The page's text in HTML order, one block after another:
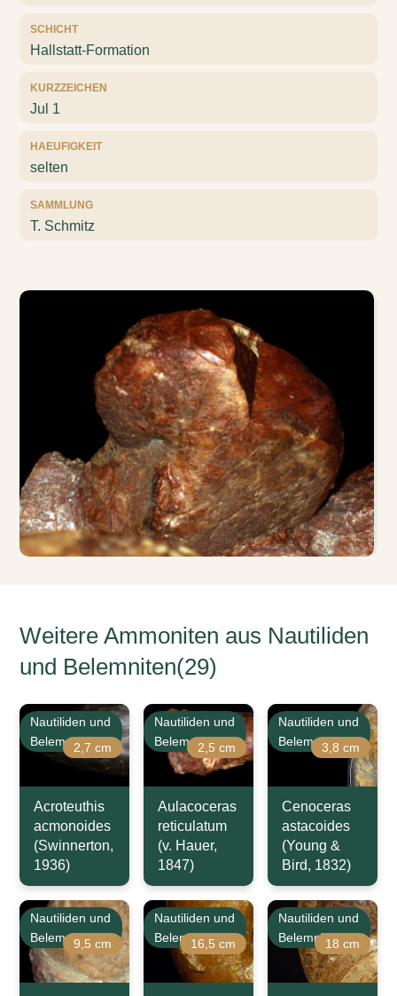
SCHICHT
Hallstatt-Formation
KURZZEICHEN
Jul 1
HAEUFIGKEIT
selten
SAMMLUNG
T. Schmitz
Weitere Ammoniten aus Nautiliden
und Belemniten(29)
Nautiliden und
Belemniten2,7 cm
Acroteuthis
acmonoides
(Swinnerton,
1936)
Nautiliden und
Belemniten2,5 cm
Aulacoceras
reticulatum
(v. Hauer,
1847)
Nautiliden und
Belemniten3,8 cm
Cenoceras
astacoides
(Young &
Bird, 1832)
Nautiliden und
Belemniten9,5 cm
Nautiliden und
Belemniten
16,5 cm
Nautiliden und
Belemniten18 cm